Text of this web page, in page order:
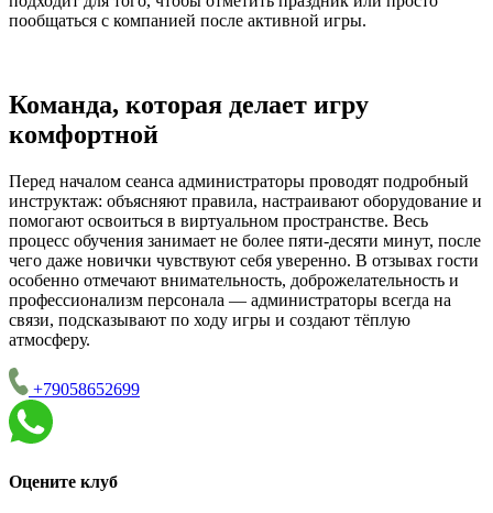
пообщаться с компанией после активной игры.
Команда, которая делает игру
комфортной
Перед началом сеанса администраторы проводят подробный
инструктаж: объясняют правила, настраивают оборудование и
помогают освоиться в виртуальном пространстве. Весь
процесс обучения занимает не более пяти-десяти минут, после
чего даже новички чувствуют себя уверенно. В отзывах гости
особенно отмечают внимательность, доброжелательность и
профессионализм персонала — администраторы всегда на
связи, подсказывают по ходу игры и создают тёплую
атмосферу.
+79058652699
Оцените клуб